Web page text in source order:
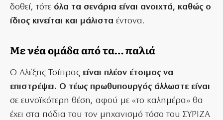
δοθεί, τότε όλα τα σενάρια είναι ανοιχτά, καθώς ο
ίδιος κινείται και μάλιστα έντονα.
Με νέα ομάδα από τα… παλιά
Ο Αλέξης Τσίπραςείναι πλέον έτοιμος να
επιστρέψει. Ο τέως πρωθυπουργός άλλωστε είναι
σε ευνοϊκότερη θέση, αφού με «το καλημέρα» θα
έχει στα πόδια του τον μηχανισμό τόσο του ΣΥΡΙΖΑ